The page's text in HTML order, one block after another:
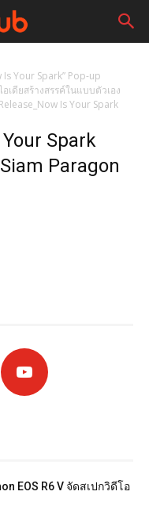
Your Spark” Pop-up
เดียสร้างสรรค์ในแบบตัวเอง
Is Your Spark
Spark
Paragon
EOS R6 V จัดสเปกวิดีโอ